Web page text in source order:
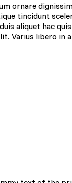
ornare
tincidunt
aliquet hac
Varius libero in
Niezbędne pliki
sposób bez nich. Te
reklam, które są